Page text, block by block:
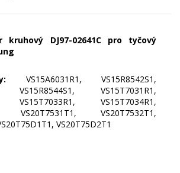
DJ97-02641C pro tyčový
VS15A6031R1, VS15R8542S1,
VS15R8544S1, VS15T7031R1,
VS15T7033R1, VS15T7034R1,
VS20T7531T1, VS20T7532T1,
VS20T75D2T1